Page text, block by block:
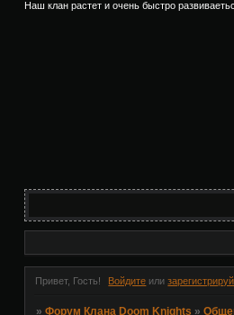
Наш клан растет и очень быстро
Привет, Гость! Войдите или
» Форум Клана Doom Knights »